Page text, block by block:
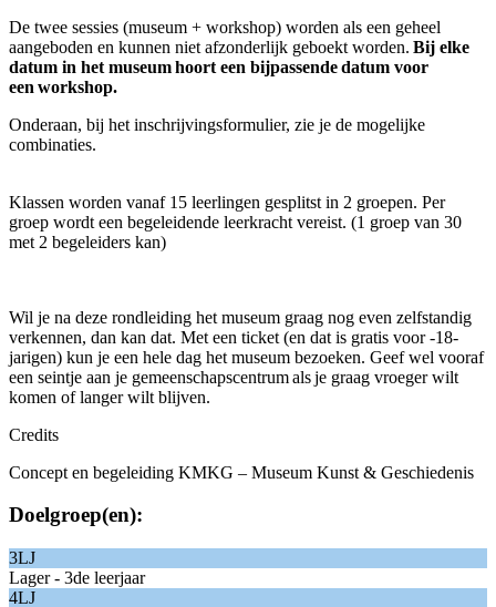
De twee sessies (museum + workshop) worden als een geheel
aangeboden en kunnen niet afzonderlijk geboekt worden. Bij elke
datum in het museum hoort een bijpassendedatum voor
een workshop.
Onderaan, bij het inschrijvingsformulier, zie je de mogelijke
combinaties.
Klassen worden vanaf 15 leerlingen gesplitst in 2 groepen. Per
groep wordt een begeleidende leerkracht vereist. (1 groep van 30
met 2 begeleiders kan)
Wil je na deze rondleiding het museum graag nog even zelfstandig
verkennen, dan kan dat. Met een ticket (en dat is gratis voor -18-
jarigen) kun je een hele dag het museum bezoeken. Geef wel vooraf
een seintje aan je gemeenschapscentrum als je graag vroeger wilt
komen of langer wilt blijven.
Credits
Concept en begeleiding KMKG – Museum Kunst & Geschiedenis
Doelgroep(en):
3LJ
Lager - 3de leerjaar
4LJ